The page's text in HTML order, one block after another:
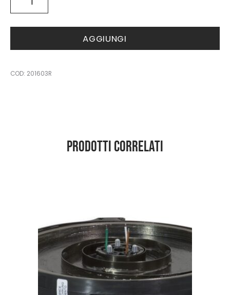
repeater
bitonal
for
fencing
AGGIUNGI
COD: 201603R
Prodotti correlati